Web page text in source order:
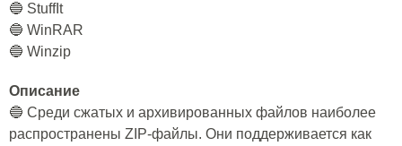
🔵 StuffIt
🔵 WinRAR
🔵 Winzip
Описание
🔵 Среди сжатых и архивированных файлов наиболее
распространены ZIP-файлы. Они поддерживается как